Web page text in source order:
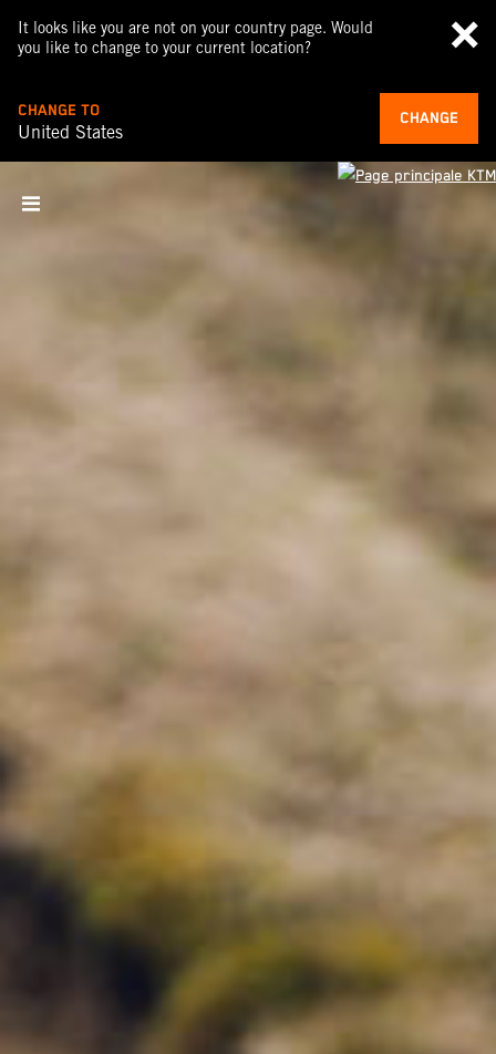
It looks like you are not on your country page. Would
you like to change to your current location?
CHANGE TO
United States
CHANGE